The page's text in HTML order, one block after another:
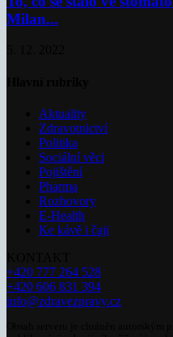
Milan...
Aktuality
Zdravotnictví
Politika
Sociální věci
Pojištění
Pharma
Rozhovory
E-Health
Ke kávě i čaji
+420 777 264 528
+420 606 831 394
info@zdravezpravy.cz